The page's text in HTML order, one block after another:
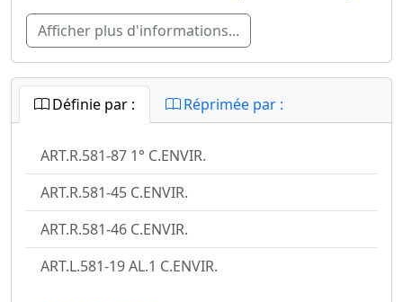
Afficher plus d'informations...
Définie par : Réprimée par :
ART.R.581-87 1° C.ENVIR.
ART.R.581-45 C.ENVIR.
ART.R.581-46 C.ENVIR.
ART.L.581-19 AL.1 C.ENVIR.